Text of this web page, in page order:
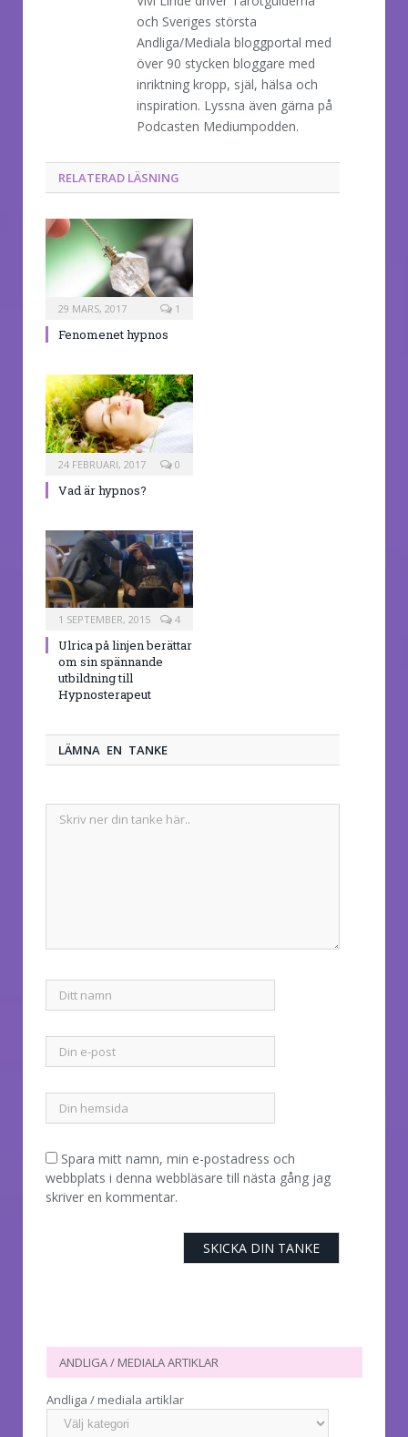
och Sveriges största
Andliga/Mediala bloggportal med
över 90 stycken bloggare med
inriktning kropp, själ, hälsa och
inspiration. Lyssna även gärna på
Podcasten Mediumpodden.
RELATERAD LÄSNING
29 MARS, 2017 1
Fenomenet hypnos
24 FEBRUARI, 2017 0
Vad är hypnos?
1 SEPTEMBER, 2015 4
Ulrica på linjen berättar
om sin spännande
utbildning till
Hypnosterapeut
LÄMNA EN TANKE
Spara mitt namn, min e-postadress och
webbplats i denna webbläsare till nästa gång jag
skriver en kommentar.
ANDLIGA / MEDIALA ARTIKLAR
Andliga / mediala artiklar